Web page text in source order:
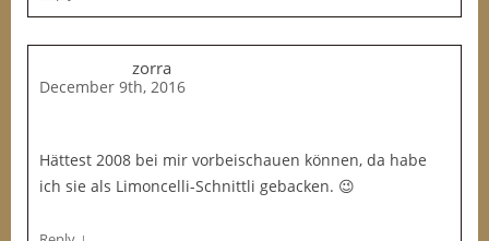
zorra
December 9th, 2016
Hättest 2008 bei mir vorbeischauen können, da habe
ich sie als Limoncelli-Schnittli gebacken. 😉